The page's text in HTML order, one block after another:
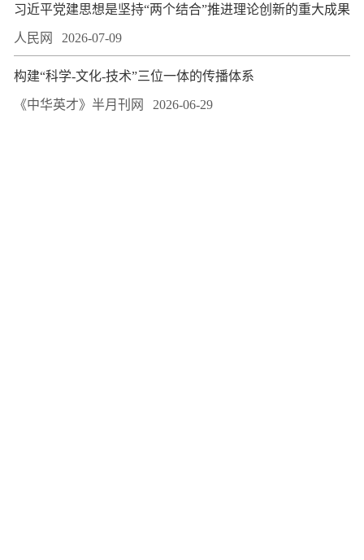
习近平党建思想是坚持“两个结合”推进理论创新的重大成果
人民网 2026-07-09
构建“科学-文化-技术”三位一体的传播体系
《中华英才》半月刊网 2026-06-29